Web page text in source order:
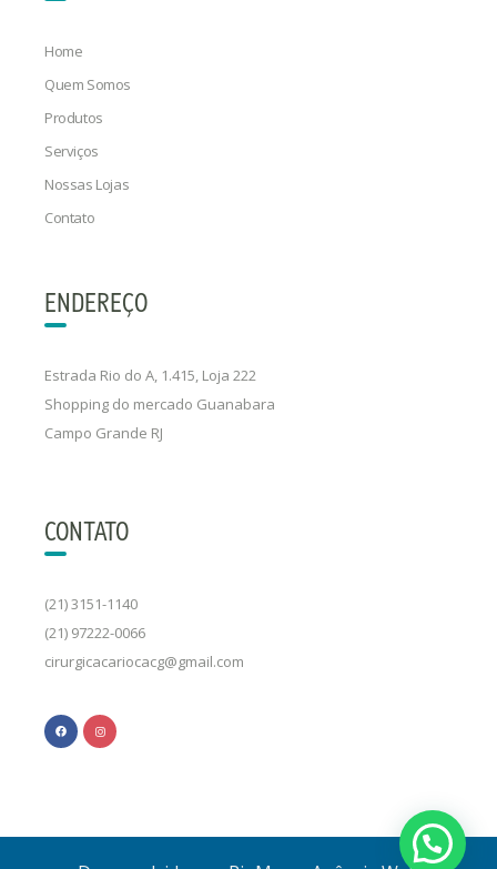
Home
Quem Somos
Produtos
Serviços
Nossas Lojas
Contato
ENDEREÇO
Estrada Rio do A, 1.415, Loja 222
Shopping do mercado Guanabara
Campo Grande RJ
CONTATO
(21) 3151-1140
(21) 97222-0066
cirurgicacariocacg@gmail.com